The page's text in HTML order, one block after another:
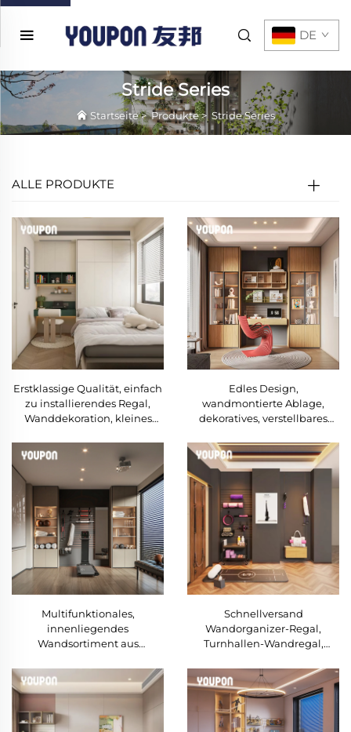
DE
Stride Series
Startseite>Produkte>Stride Series
ALLE PRODUKTE
Erstklassige Qualität, einfach
zu installierendes Regal,
Wanddekoration, kleines
für das Schlafzimmer
Edles Design,
wandmontierte Ablage,
dekoratives, verstellbares
Arbeitszimmer
Multifunktionales,
innenliegendes
Wandsortiment aus
wandmontiertes
schwimmendes Regal für das
Fitnessstudio
Schnellversand
Wandorganizer-Regal,
Turnhallen-Wandregal,